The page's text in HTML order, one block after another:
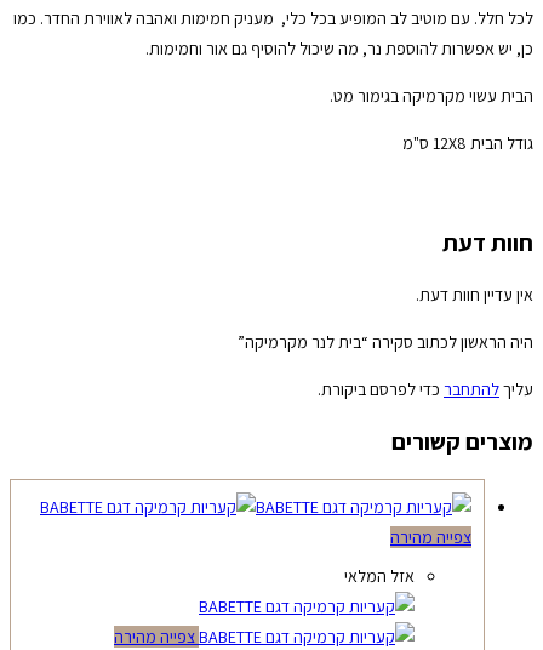
לכל חלל. עם מוטיב לב המופיע בכל כלי, מעניק חמימות ואהבה לאווירת החדר. כמו
כן, יש אפשרות להוספת נר, מה שיכול להוסיף גם אור וחמימות.
הבית עשוי מקרמיקה בגימור מט.
גודל הבית 12X8 ס"מ
חוות דעת
אין עדיין חוות דעת.
היה הראשון לכתוב סקירה “בית לנר מקרמיקה”
עליךלהתחבר כדי לפרסם ביקורת.
מוצרים קשורים
צפייה מהירה
אזל המלאי
צפייה מהירה